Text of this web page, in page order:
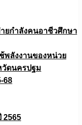
ยกำลังคนอาชีวศึกษา
พลังงานของหน่วย
วัดนครปฐม
68
2565